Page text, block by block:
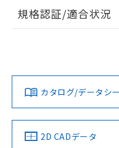
タイムチャート
A: 300mm以上、B:
ログ
ダウンロードデータをご利
みください。
ソフトウェアの使用条件
EU RoHS 注意事項・
対応済み
中国 RoHS 注意事項・
規格認証/適合状況
LR型式承認
（イギリス
船舶規格）
DNV型
（ノル
カタログ/データシ
2D CADデータ